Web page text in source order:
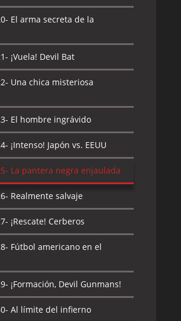
El arma secreta de la
¡Vuela! Devil Bat
Una chica misteriosa
El hombre ingrávido
¡Intenso! Japón vs. EEUU
La pantera negra enjaulada
Realmente salvaje
¡Rescate! Cerberos
Fútbol americano en el
¡Formación, Devil Gunmans!
Al límite del infierno